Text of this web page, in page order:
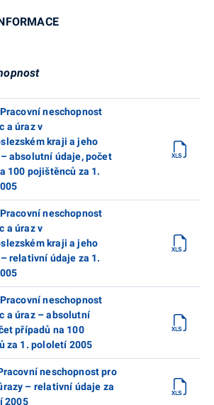
neschopnost
a úraz v
kraji a jeho
absolutní údaje, počet
100 pojištěnců za 1.
neschopnost
a úraz v
kraji a jeho
relativní údaje za 1.
neschopnost
a úraz – absolutní
případů na 100
za 1. pololetí 2005
neschopnost pro
– relativní údaje za
2005